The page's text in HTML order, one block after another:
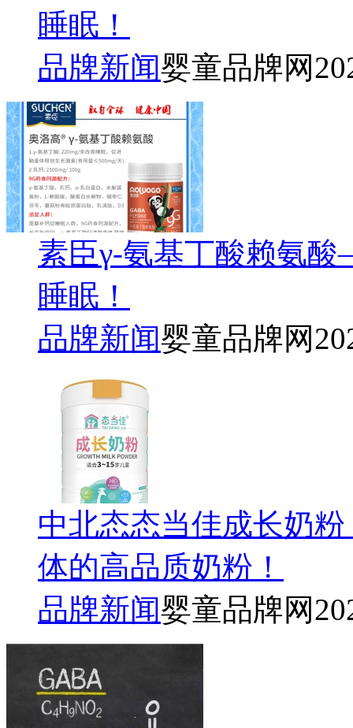
睡眠！
品牌新闻婴童品牌网
素臣γ-氨基丁酸赖氨
睡眠！
品牌新闻婴童品牌网
中北态态当佳成长奶
体的高品质奶粉！
品牌新闻婴童品牌网